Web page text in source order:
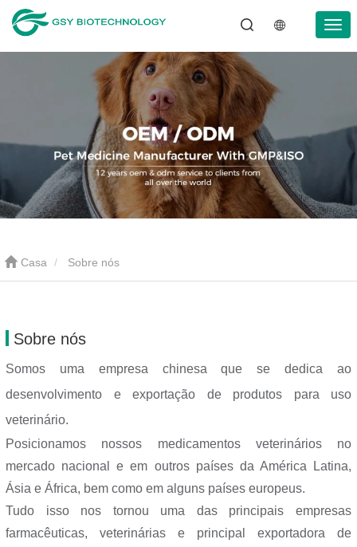
Casa Sobre nós
Sobre nós
Somos uma empresa chinesa que se dedica ao
desenvolvimento e exportação de produtos para uso
veterinário.
Posicionamos nossos medicamentos veterinários no
mercado nacional e em outros países da América Latina,
Ásia e África, bem como em alguns países europeus.
Tudo isso nos tornou uma das principais empresas
farmacêuticas, veterinárias e principal exportadora de